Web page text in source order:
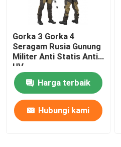
Gorka 3 Gorka 4
Seragam Rusia Gunung
Militer Anti Statis Anti
UV
Harga terbaik
Hubungi kami